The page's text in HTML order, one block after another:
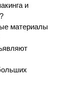
и
материалы